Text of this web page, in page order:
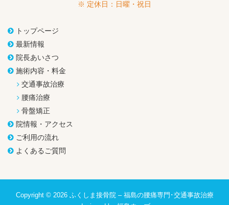
※ 定休日：日曜・祝日
トップページ
最新情報
院長あいさつ
施術内容・料金
交通事故治療
腰痛治療
骨盤矯正
院情報・アクセス
ご利用の流れ
よくあるご質問
Copyright © 2026 ふくしま接骨院 – 福島の腰痛専門･交通事故治療